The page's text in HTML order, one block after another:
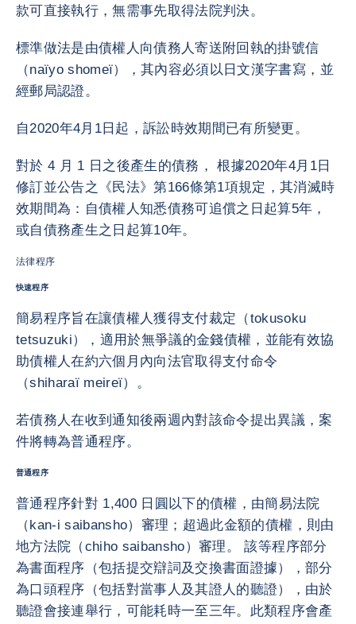
款可直接執行，無需事先取得法院判決。
標準做法是由債權人向債務人寄送附回執的掛號信
（naïyo shomeï），其內容必須以日文漢字書寫，並
經郵局認證。
自2020年4月1日起，訴訟時效期間已有所變更。
對於 4 月 1 日之後產生的債務， 根據2020年4月1日
修訂並公告之《民法》第166條第1項規定，其消滅時
效期間為：自債權人知悉債務可追償之日起算5年，
或自債務產生之日起算10年。
法律程序
快速程序
簡易程序旨在讓債權人獲得支付裁定（tokusoku
tetsuzuki），適用於無爭議的金錢債權，並能有效協
助債權人在約六個月內向法官取得支付命令
（shiharaï meireï）。
若債務人在收到通知後兩週內對該命令提出異議，案
件將轉為普通程序。
普通程序
普通程序針對 1,400 日圓以下的債權，由簡易法院
（kan-i saibansho）審理；超過此金額的債權，則由
地方法院（chiho saibansho）審理。 該等程序部分
為書面程序（包括提交辯詞及交換書面證據），部分
為口頭程序（包括對當事人及其證人的聽證），由於
聽證會接連舉行，可能耗時一至三年。此類程序會產